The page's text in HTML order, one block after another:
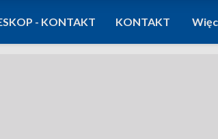
- KONTAKT KONTAKT